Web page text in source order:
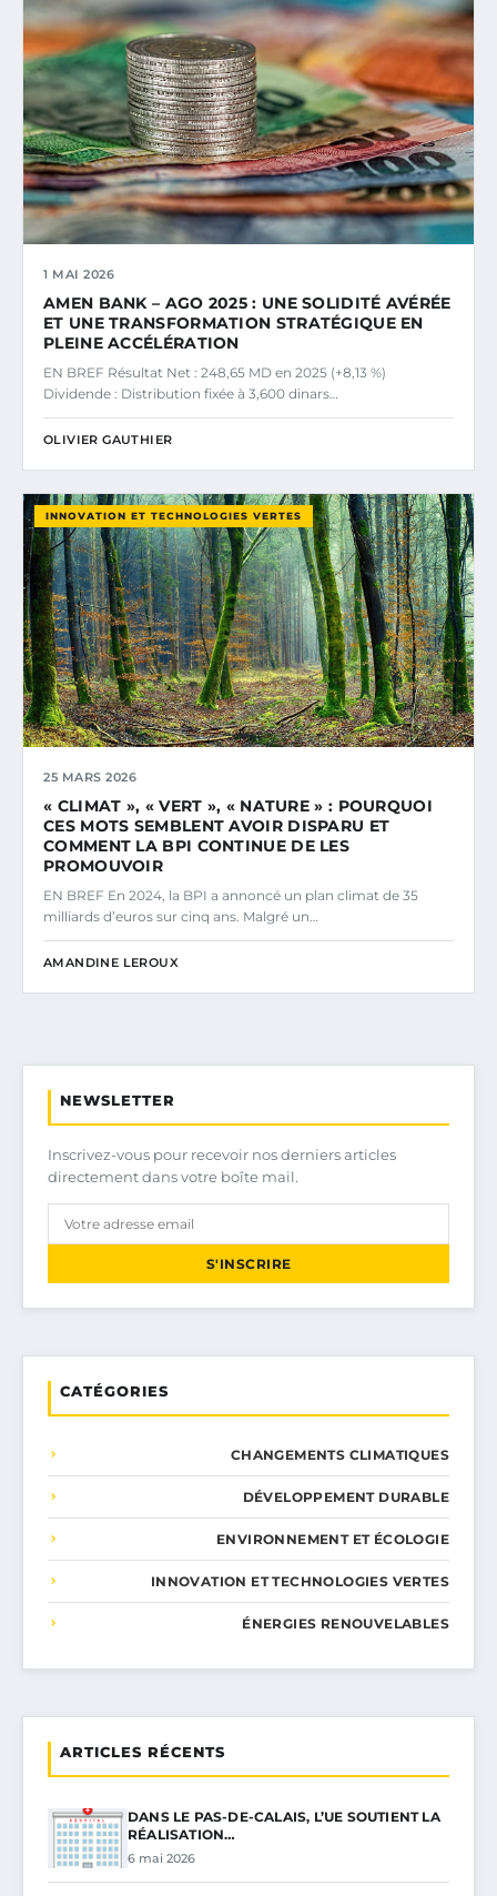
1 MAI 2026
AMEN BANK – AGO 2025 : UNE SOLIDITÉ AVÉRÉE
ET UNE TRANSFORMATION STRATÉGIQUE EN
PLEINE ACCÉLÉRATION
EN BREF Résultat Net : 248,65 MD en 2025 (+8,13 %)
Dividende : Distribution fixée à 3,600 dinars…
OLIVIER GAUTHIER
INNOVATION ET TECHNOLOGIES VERTES
25 MARS 2026
« CLIMAT », « VERT », « NATURE » : POURQUOI
CES MOTS SEMBLENT AVOIR DISPARU ET
COMMENT LA BPI CONTINUE DE LES
PROMOUVOIR
EN BREF En 2024, la BPI a annoncé un plan climat de 35
milliards d’euros sur cinq ans. Malgré un…
AMANDINE LEROUX
NEWSLETTER
Inscrivez-vous pour recevoir nos derniers articles
directement dans votre boîte mail.
S'INSCRIRE
CATÉGORIES
CHANGEMENTS CLIMATIQUES
DÉVELOPPEMENT DURABLE
ENVIRONNEMENT ET ÉCOLOGIE
INNOVATION ET TECHNOLOGIES VERTES
ÉNERGIES RENOUVELABLES
ARTICLES RÉCENTS
DANS LE PAS-DE-CALAIS, L’UE SOUTIENT LA
RÉALISATION…
6 mai 2026